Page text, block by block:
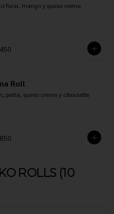
furai, mango y queso crema
Roll
palta, queso crema y ciboulette
ROLLS (10